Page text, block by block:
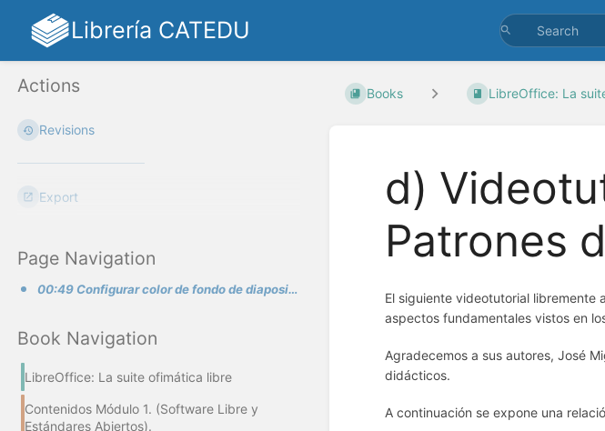
Librería CATEDU
Actions
Revisions
Export
Page Navigation
00:49 Configurar color de fondo de diapositiva.01:45 Ajustar una imagen de fondo de diapositivas
Book Navigation
LibreOffice: La suite ofimática libre
Contenidos Módulo 1. (Software Libre y
Estándares Abiertos).
Books LibreOffice: La
d)
Patrones
El siguiente videotutorial
aspectos fundamentales vistos en
Agradecemos a sus autores, José
didácticos.
A continuación se expone una